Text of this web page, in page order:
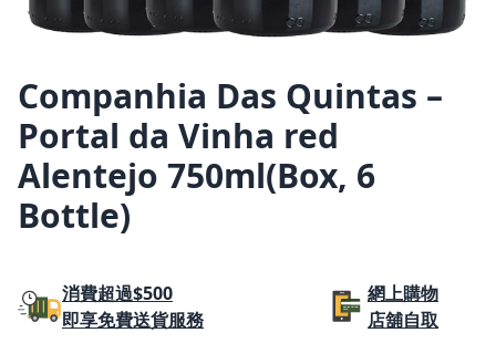
Companhia Das Quintas –
Portal da Vinha red
Alentejo 750ml(Box, 6
Bottle)
消費超過$500
即享免費送貨服務
網上購物
店舖自取